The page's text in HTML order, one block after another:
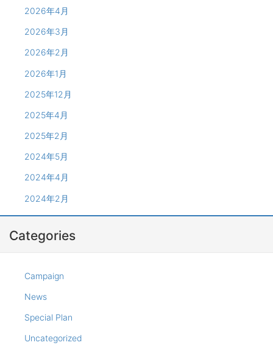
2026年4月
2026年3月
2026年2月
2026年1月
2025年12月
2025年4月
2025年2月
2024年5月
2024年4月
2024年2月
Categories
Campaign
News
Special Plan
Uncategorized